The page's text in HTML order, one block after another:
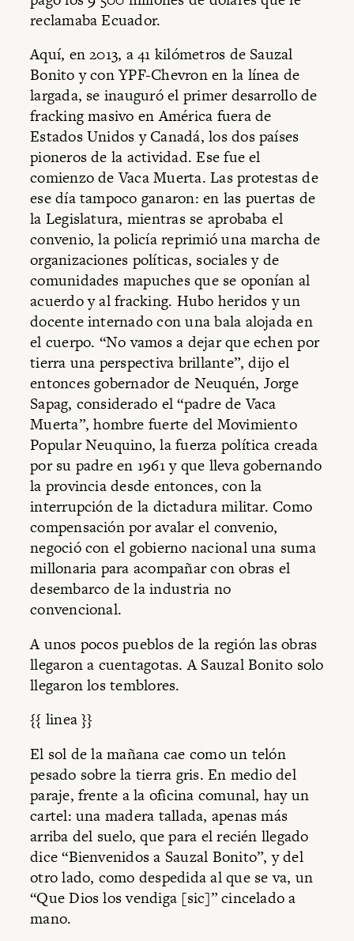
reclamaba Ecuador.
Aquí, en 2013, a 41 kilómetros de Sauzal
Bonito y con YPF-Chevron en la línea de
largada, se inauguró el primer desarrollo de
fracking masivo en América fuera de
Estados Unidos y Canadá, los dos países
pioneros de la actividad. Ese fue el
comienzo de Vaca Muerta. Las protestas de
ese día tampoco ganaron: en las puertas de
la Legislatura, mientras se aprobaba el
convenio, la policía reprimió una marcha de
organizaciones políticas, sociales y de
comunidades mapuches que se oponían al
acuerdo y al fracking. Hubo heridos y un
docente internado con una bala alojada en
el cuerpo. “No vamos a dejar que echen por
tierra una perspectiva brillante”, dijo el
entonces gobernador de Neuquén, Jorge
Sapag, considerado el “padre de Vaca
Muerta”, hombre fuerte del Movimiento
Popular Neuquino, la fuerza política creada
por su padre en 1961 y que lleva gobernando
la provincia desde entonces, con la
interrupción de la dictadura militar. Como
compensación por avalar el convenio,
negoció con el gobierno nacional una suma
millonaria para acompañar con obras el
desembarco de la industria no
convencional.
A unos pocos pueblos de la región las obras
llegaron a cuentagotas. A Sauzal Bonito solo
llegaron los temblores.
{{ linea }}
El sol de la mañana cae como un telón
pesado sobre la tierra gris. En medio del
paraje, frente a la oficina comunal, hay un
cartel: una madera tallada, apenas más
arriba del suelo, que para el recién llegado
dice “Bienvenidos a Sauzal Bonito”, y del
otro lado, como despedida al que se va, un
“Que Dios los vendiga [sic]” cincelado a
mano.